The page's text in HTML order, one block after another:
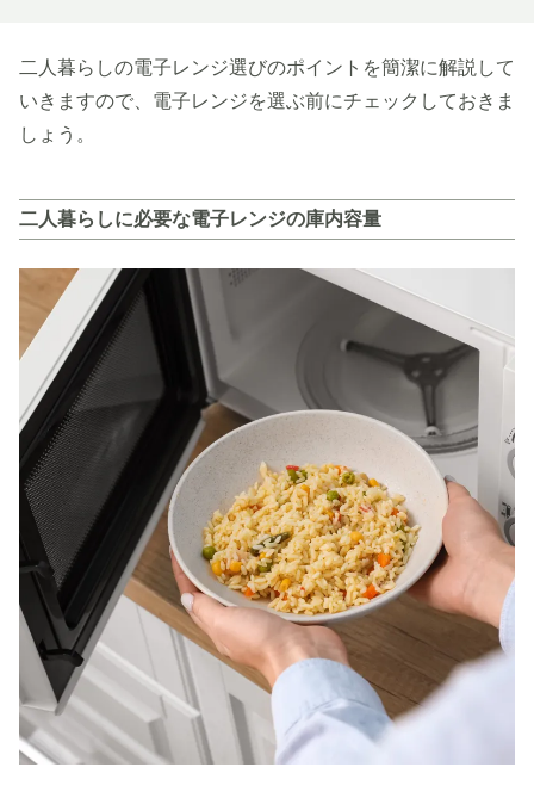
二人暮らしの電子レンジ選びのポイントを簡潔に解説して
いきますので、電子レンジを選ぶ前にチェックしておきま
しょう。
二人暮らしに必要な電子レンジの庫内容量